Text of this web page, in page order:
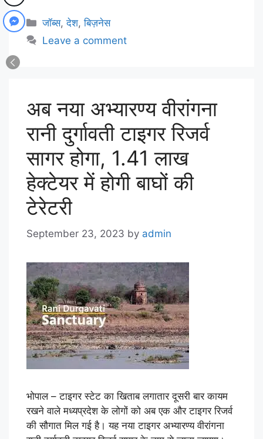
जॉब्स,देश,बिज़नेस
Leave a comment
अब नया अभ्यारण्य वीरांगना
रानी दुर्गावती टाइगर रिजर्व
सागर होगा, 1.41 लाख
हेक्टेयर में होगी बाघों की
टेरेटरी
September 23, 2023 by admin
भोपाल – टाइगर स्टेट का खिताब लगातार दूसरी बार कायम
रखने वाले मध्यप्रदेश के लोगों को अब एक और टाइगर रिजर्व
की सौगात मिल गई है। यह नया टाइगर अभ्यारण्य वीरांगना